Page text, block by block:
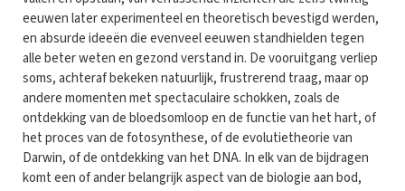
eeuwen later experimenteel en theoretisch bevestigd werden,
en absurde ideeën die evenveel eeuwen standhielden tegen
alle beter weten en gezond verstand in. De vooruitgang verliep
soms, achteraf bekeken natuurlijk, frustrerend traag, maar op
andere momenten met spectaculaire schokken, zoals de
ontdekking van de bloedsomloop en de functie van het hart, of
het proces van de fotosynthese, of de evolutietheorie van
Darwin, of de ontdekking van het DNA. In elk van de bijdragen
komt een of ander belangrijk aspect van de biologie aan bod,